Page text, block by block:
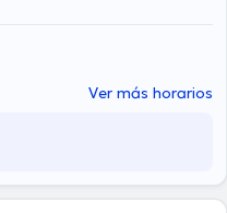
Ver más horarios